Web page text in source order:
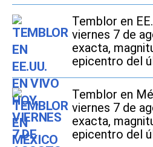
Temblor en
viernes 7 de
exacta,
epicentro del
Temblor en
viernes 7 de
exacta,
epicentro del